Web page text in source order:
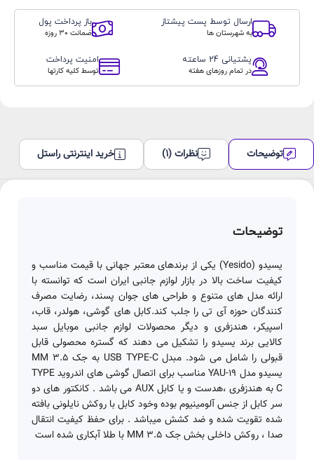
ارسال توسط پست پیشتاز
به شهرستان ها
باز پرداخت پول
ضمانت 30 روزه
پشتیانی 24 ساعته
در تمام روزهای هفته
امنیت پرداخت
توسط کلیه کارتها
توضیحات نظرات (1) خرید اینترنتی راستل
توضیحات
یسیدو (Yesido) یکی از برندهای معتبر جهانی با قیمت مناسب و
کیفیت ساخت بالا در بازار لوازم جانبی ایران است که توانسته با
ارائه مدل های متنوع و طراحی های جوان پسند، رضایت مصرف
کنندگان حوزه آی تی را جلب کند.کابل های گوشی، هولدر، قاب،
اسپیکر، هندزفری و دیگر محصولات لوازم جانبی موبایل سبد
کالایی برند یسیدو را تشکیل می دهند که گستره محصولی قابل
قبولی را شامل می شود. مبدل USB TYPE-C به جک 3.5 MM
یسیدو مدل YAU-19 مناسب برای اتصال گوشی های اندروید TYPE
C به هندزفری ،هدست و یا کابل AUX می باشد . کانکتور های دو
سر کابل از جنس آلومینیوم بوده وخود کابل با روکش نایلونی بافته
شده تقویت شده و ضد کشش میباشد . برای حفظ کیفیت انتقال
صدا ، روکش داخلی بخش جک 3.5 MM با طلا آبکاری شده است